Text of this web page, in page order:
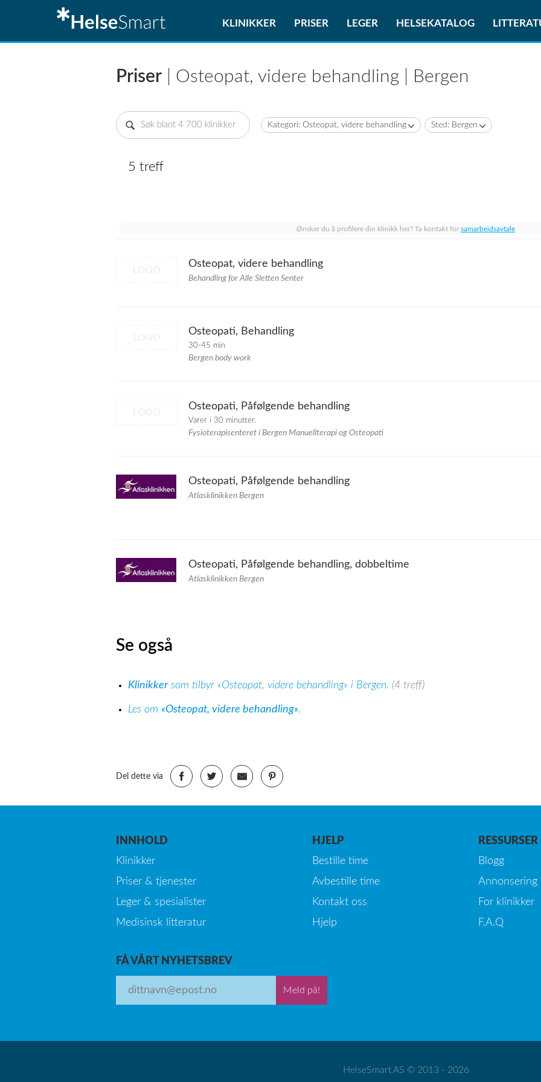
KLINIKKER PRISER LEGER HELSEKATALOG
Priser | Osteopat, videre behandling | Bergen
Kategori: Osteopat, videre behandling Sted: Bergen
5 treff
Ønsker du å profilere din klinikk her? Ta kontakt for samarbeidsavtale
Osteopat, videre behandling
Behandling for Alle Sletten Senter
Osteopati, Behandling
30-45 min
Bergen body work
Osteopati, Påfølgende behandling
Varer i 30 minutter.
Fysioterapisenteret i Bergen Manuellterapi og Osteopati
Osteopati, Påfølgende behandling
Atlasklinikken Bergen
Osteopati, Påfølgende behandling, dobbeltime
Atlasklinikken Bergen
Se også
Klinikkersom tilbyr «Osteopat, videre behandling» i Bergen. (4 treff)
Les om «Osteopat, videre behandling».
Del dette via
INNHOLD
Klinikker
Priser & tjenester
Leger & spesialister
Medisinsk litteratur
HJELP
Bestille time
Avbestille time
Kontakt oss
Hjelp
RESSURSER
Blogg
Annonsering
For klinikker
F.A.Q
FÅ VÅRT NYHETSBREV
Meld på!
HelseSmart AS © 2013 - 2026